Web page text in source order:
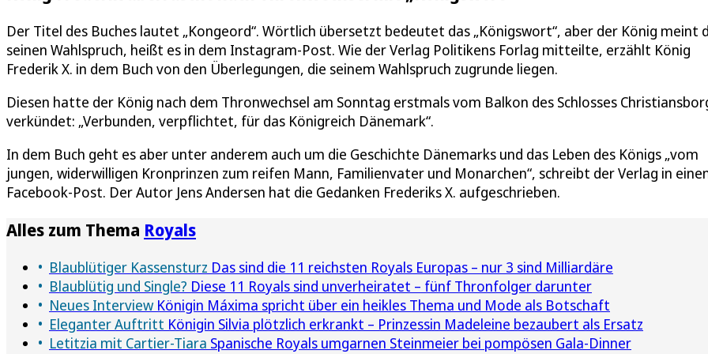
Der Titel des Buches lautet „Kongeord“. Wörtlich übersetzt bedeutet das „Königswort“, aber der König meint
seinen Wahlspruch, heißt es in dem Instagram-Post. Wie der Verlag Politikens Forlag mitteilte, erzählt König
Frederik X. in dem Buch von den Überlegungen, die seinem Wahlspruch zugrunde liegen.
Diesen hatte der König nach dem Thronwechsel am Sonntag erstmals vom Balkon des Schlosses
verkündet: „Verbunden, verpflichtet, für das Königreich Dänemark“.
In dem Buch geht es aber unter anderem auch um die Geschichte Dänemarks und das Leben des Königs „vom
jungen, widerwilligen Kronprinzen zum reifen Mann, Familienvater und Monarchen“, schreibt der Verlag in
Facebook-Post. Der Autor Jens Andersen hat die Gedanken Frederiks X. aufgeschrieben.
Alles zum Thema Royals
Blaublütiger Kassensturz Das sind die 11 reichsten Royals Europas – nur 3 sind Milliardäre
Blaublütig und Single? Diese 11 Royals sind unverheiratet – fünf Thronfolger darunter
Neues Interview Königin Máxima spricht über ein heikles Thema und Mode als Botschaft
Eleganter Auftritt Königin Silvia plötzlich erkrankt – Prinzessin Madeleine bezaubert als Ersatz
Letitzia mit Cartier-Tiara Spanische Royals umgarnen Steinmeier bei pompösen Gala-Dinner